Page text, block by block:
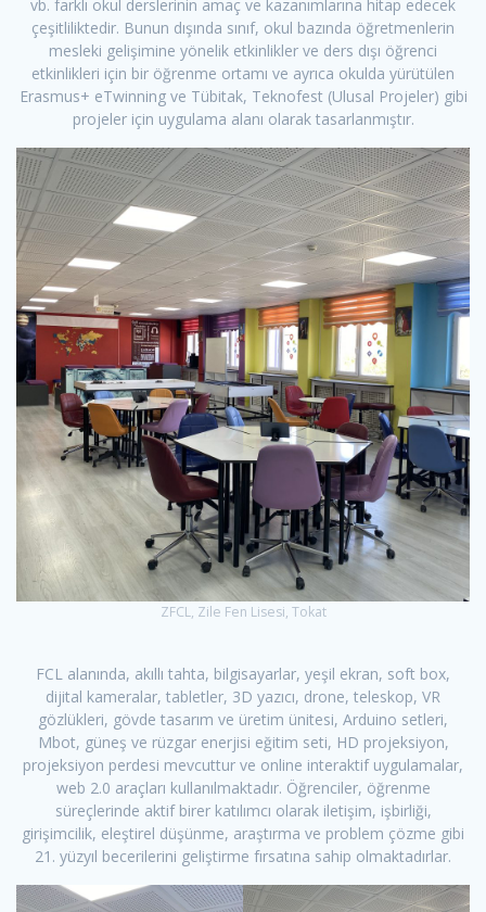
vb. farklı okul derslerinin amaç ve kazanımlarına hitap edecek
çeşitliliktedir. Bunun dışında sınıf, okul bazında öğretmenlerin
mesleki gelişimine yönelik etkinlikler ve ders dışı öğrenci
etkinlikleri için bir öğrenme ortamı ve ayrıca okulda yürütülen
Erasmus+ eTwinning ve Tübitak, Teknofest (Ulusal Projeler) gibi
projeler için uygulama alanı olarak tasarlanmıştır.
ZFCL, Zile Fen Lisesi, Tokat
FCL alanında, akıllı tahta, bilgisayarlar, yeşil ekran, soft box,
dijital kameralar, tabletler, 3D yazıcı, drone, teleskop, VR
gözlükleri, gövde tasarım ve üretim ünitesi, Arduino setleri,
Mbot, güneş ve rüzgar enerjisi eğitim seti, HD projeksiyon,
projeksiyon perdesi mevcuttur ve online interaktif uygulamalar,
web 2.0 araçları kullanılmaktadır. Öğrenciler, öğrenme
süreçlerinde aktif birer katılımcı olarak iletişim, işbirliği,
girişimcilik, eleştirel düşünme, araştırma ve problem çözme gibi
21. yüzyıl becerilerini geliştirme fırsatına sahip olmaktadırlar.